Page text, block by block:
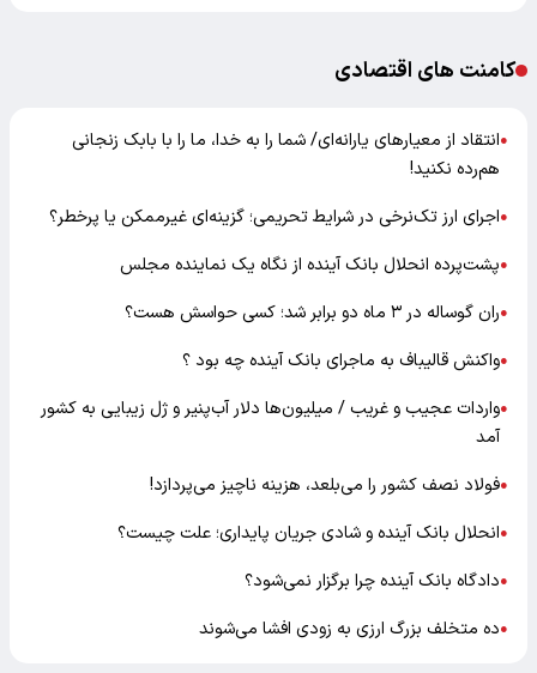
کامنت های اقتصادی
●انتقاد از معیارهای یارانه‌ای/ شما را به خدا، ما را با بابک زنجانی
هم‌رده نکنید!
●اجرای ارز تک‌نرخی در شرایط تحریمی؛ گزینه‌ای غیرممکن یا پرخطر؟
●پشت‌پرده انحلال بانک آینده از نگاه یک نماینده مجلس
●ران گوساله در ۳ ماه دو برابر شد؛ کسی حواسش هست؟
●واکنش قالیباف به ماجرای بانک آینده چه بود ؟
●واردات عجیب و غریب / میلیون‌ها دلار آب‌پنیر و ژل زیبایی به کشور
آمد
●فولاد نصف کشور را می‌بلعد، هزینه ناچیز می‌پردازد!
●انحلال بانک آینده و شادی جریان پایداری؛ علت چیست؟
●دادگاه بانک آینده چرا برگزار نمی‌شود؟
●ده متخلف بزرگ ارزی به زودی افشا می‌شوند